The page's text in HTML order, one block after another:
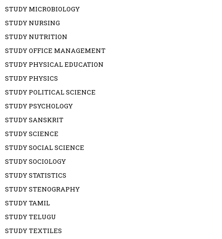
STUDY MICROBIOLOGY
STUDY NURSING
STUDY NUTRITION
STUDY OFFICE MANAGEMENT
STUDY PHYSICAL EDUCATION
STUDY PHYSICS
STUDY POLITICAL SCIENCE
STUDY PSYCHOLOGY
STUDY SANSKRIT
STUDY SCIENCE
STUDY SOCIAL SCIENCE
STUDY SOCIOLOGY
STUDY STATISTICS
STUDY STENOGRAPHY
STUDY TAMIL
STUDY TELUGU
STUDY TEXTILES